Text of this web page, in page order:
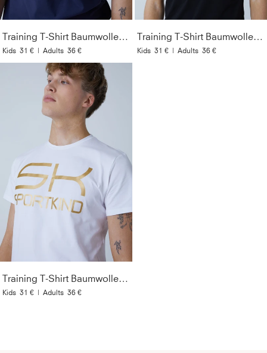
Training T-Shirt Baumwolle Herren & Jungen, navy blau
Kids 31 € | Adults 36 €
Training T-Shirt Baumwolle Herren & Jungen, schwarz
Kids 31 € | Adults 36 €
Training T-Shirt Baumwolle Herren & Jungen, weiß
Kids 31 € | Adults 36 €